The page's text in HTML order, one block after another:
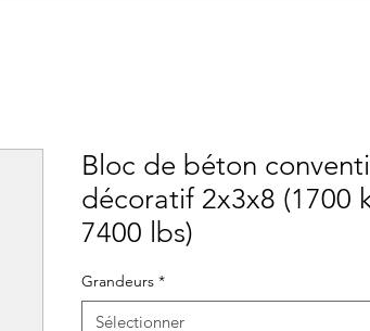
Bloc de béton
décoratif 2x3x8 (1700
7400 lbs)
Grandeurs *
Sélectionner